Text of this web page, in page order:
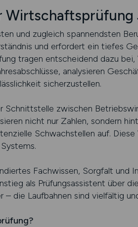
Wirtschaftsprüfung
und zugleich spannendsten
und erfordert ein tiefes
tragen entscheidend dazu bei,
analysieren
sicherzustellen.
zwischen
nicht nur Zahlen, sondern
Schwachstellen auf.
Fachwissen, Sorgfalt
als Prüfungsassistent über
die Laufbahnen sind vielfältig